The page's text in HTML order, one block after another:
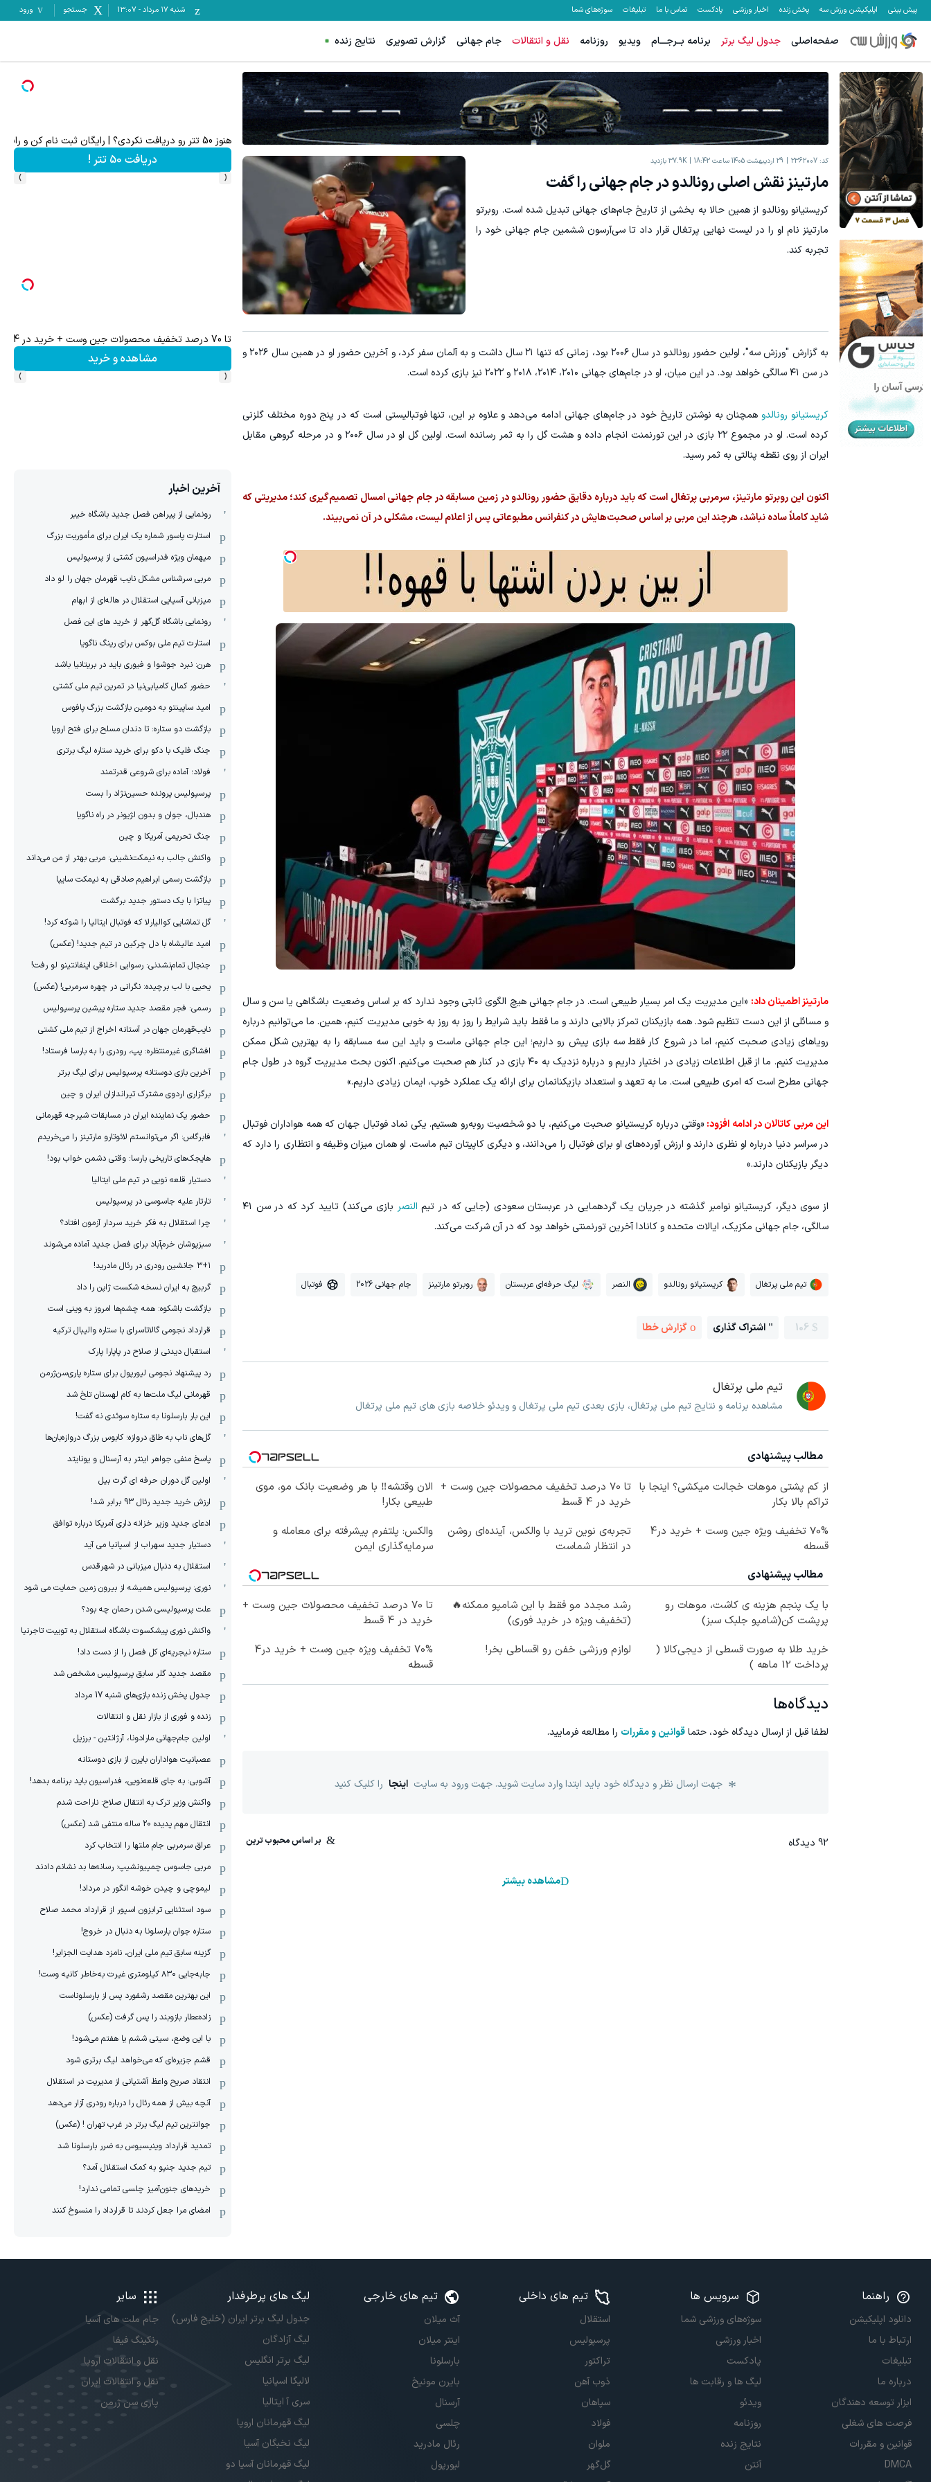
پیش بینی اپلیکیشن ورزش سه پخش زنده اخبار ورزشی پادکست تماس با ما تبلیغات سوژه‌های شما شنبه ۱۷ مرداد -
13:07 جستجو ورود
صفحه‌اصلی جدول لیگ برتر برنامه بــرجـــام ویدیو روزنامه نقل و انتقالات جام جهانی گزارش تصویری نتایج زنده
کد: 2362007 29 اردیبهشت 1405 ساعت 18:42 37.9K بازدید
مارتینز نقش اصلی رونالدو در جام جهانی را گفت
کریستیانو رونالدو از همین حالا به بخشی از تاریخ جام‌های جهانی تبدیل شده است. روبرتو
مارتینز نام او را در لیست نهایی پرتغال قرار داد تا سی‌آر‌سون ششمین جام جهانی خود را
تجربه کند.
به گزارش "ورزش سه"، اولین حضور رونالدو در سال ۲۰۰۶ بود، زمانی که تنها ۲۱ سال داشت و به آلمان سفر کرد، و آخرین حضور او در همین سال ۲۰۲۶ و
در سن ۴۱ سالگی خواهد بود. در این میان، او در جام‌های جهانی ۲۰۱۰، ۲۰۱۴، ۲۰۱۸ و ۲۰۲۲ نیز بازی کرده است.
کریستیانو رونالدوهمچنان به نوشتن تاریخ خود در جام‌های جهانی ادامه می‌دهد و علاوه بر این، تنها فوتبالیستی است که در پنج دوره مختلف گلزنی
کرده است. او در مجموع ۲۲ بازی در این تورنمنت انجام داده و هشت گل را به ثمر رسانده است. اولین گل او در سال ۲۰۰۶ و در مرحله گروهی مقابل
ایران از روی نقطه پنالتی به ثمر رسید.
اکنون این روبرتو مارتینز، سرمربی پرتغال است که باید درباره دقایق حضور رونالدو در زمین مسابقه در جام جهانی امسال تصمیم‌گیری کند؛ مدیریتی که
شاید کاملاً ساده نباشد، هرچند این مربی بر اساس صحبت‌هایش در کنفرانس مطبوعاتی پس از اعلام لیست، مشکلی در آن نمی‌بیند.
مارتینز اطمینان داد: «این مدیریت یک امر بسیار طبیعی است. در جام جهانی هیچ الگوی ثابتی وجود ندارد که بر اساس وضعیت باشگاهی یا سن و سال
و مسائلی از این دست تنظیم شود. همه بازیکنان تمرکز بالایی دارند و ما فقط باید شرایط را روز به روز به خوبی مدیریت کنیم، همین. ما می‌توانیم درباره
رویاهای زیادی صحبت کنیم، اما در شروع کار فقط سه بازی پیش رو داریم؛ این جام جهانی ماست و باید این سه مسابقه را به بهترین شکل ممکن
مدیریت کنیم. ما از قبل اطلاعات زیادی در اختیار داریم و درباره نزدیک به ۴۰ بازی در کنار هم صحبت می‌کنیم. اکنون بحث مدیریت گروه در طول جام
جهانی مطرح است که امری طبیعی است. ما به تعهد و استعداد بازیکنانمان برای ارائه یک عملکرد خوب، ایمان زیادی داریم.»
این مربی کاتالان در ادامه افزود: «وقتی درباره کریستیانو صحبت می‌کنیم، با دو شخصیت روبه‌رو هستیم. یکی نماد فوتبال جهان که همه هواداران فوتبال
در سراسر دنیا درباره او نظری دارند و ارزش آورده‌های او برای فوتبال را می‌دانند، و دیگری کاپیتان تیم ماست. او همان میزان وظیفه و انتظاری را دارد که
دیگر بازیکنان دارند.»
از سوی دیگر، کریستیانو نوامبر گذشته در جریان یک گردهمایی در عربستان سعودی (جایی که در تیم النصر
بازی می‌کند) تایید کرد که در سن ۴۱
سالگی، جام جهانی مکزیک، ایالات متحده و کانادا آخرین تورنمنتی خواهد بود که در آن شرکت می‌کند.
تیم ملی پرتغال کریستیانو رونالدو النصر لیگ حرفه‌ای عربستان روبرتو مارتینز جام جهانی 2026 فوتبال
106 اشتراک گذاری گزارش خطا
تیم ملی پرتغال
مشاهده برنامه و نتایج تیم ملی پرتغال، بازی بعدی تیم ملی پرتغال و ویدئو خلاصه بازی های تیم ملی پرتغال
مطالب پیشنهادی
از کم پشتی موهات خجالت میکشی؟ اینجا با
تراکم بالا بکار
تا 70 درصد تخفیف محصولات جین وست +
خرید در 4 قسط
الان وقتشه‼️ با هر وضعیت بانک مو، موی
طبیعی بکار!
70% تخفیف ویژه جین وست + خرید در4
قسطه
تجربه‌ی نوین ترید با والکس، آینده‌ای روشن
در انتظار شماست
والکس: پلتفرم پیشرفته برای معامله و
سرمایه‌گذاری ایمن
مطالب پیشنهادی
با یک پنجم هزینه ی کاشت، موهات رو
پرپشت کن(شامپو جلبک سبز)
رشد مجدد مو فقط با این شامپو ممکنه🔥
(تخفیف ویژه در خرید فوری)
تا 70 درصد تخفیف محصولات جین وست +
خرید در 4 قسط
خرید طلا به صورت قسطی از دیجی‌کالا (
پرداخت 12 ماهه )
لوازم ورزشی خفن رو اقساطی بخر!
70% تخفیف ویژه جین وست + خرید در4
قسطه
دیدگاه‌ها
لطفا قبل از ارسال دیدگاه خود، حتماقوانین و مقررات را مطالعه فرمایید.
جهت ارسال نظر و دیدگاه خود باید ابتدا وارد سایت شوید. جهت ورود به سایت اینجا را کلیک کنید
92 دیدگاه
مشاهده بیشتر
هنوز 50 تتر رو دریافت نکردی؟ | رایگان ثبت نام کن و رایگان شروع کن!
دریافت 50 تتر !
‹
›
تا 70 درصد تخفیف محصولات جین وست + خرید در 4 قسط
مشاهده و خرید
‹
›
آخرین اخبار
رونمایی از پیراهن فصل جدید باشگاه خیبر
استارت پاسور شماره یک ایران برای مأموریت بزرگ
میهمان ویژه فدراسیون کشتی از پرسپولیس
مربی سرشناس مشکل نایب قهرمان جهان را لو داد
میزبانی آسیایی استقلال در هاله‌ای از ابهام
رونمایی باشگاه گل‌گهر از خرید های این فصل
استارت تیم ملی بوکس برای رینگ ناگویا
هرن: نبرد جوشوا و فیوری باید در بریتانیا باشد
حضور کمال کامیابی‌نیا در تمرین تیم ملی کشتی
امید ساپینتو به دومین بازگشت بزرگ پافوس
بازگشت دو ستاره: تا دندان مسلح برای فتح اروپا
جنگ فلیک با دکو برای خرید ستاره لیگ برتری
فولاد؛ آماده برای شروعی قدرتمند
پرسپولیس پرونده حسین‌نژاد را بست
هندبال، جوان و بدون لژیونر در راه ناگویا
جنگ تحریمی آمریکا و چین
واکنش جالب به نیمکت‌نشینی: مربی بهتر از من می‌داند
بازگشت رسمی ابراهیم صادقی به نیمکت سایپا
پیاتزا با یک دستور جدید برگشت
گل تماشایی کوالیارلا که فوتبال ایتالیا را شوکه کرد!
امید عالیشاه با دل چرکین در تیم جدید! (عکس)
جنجال تمام‌نشدنی:‌ رسوایی اخلاقی اینفانتینو لو رفت!
یحیی با لب برچیده: نگرانی در چهره سرمربی! (عکس)
رسمی: فجر مقصد جدید ستاره پیشین پرسپولیس
نایب‌قهرمان جهان در آستانه اخراج از تیم ملی کشتی
افشاگری غیرمنتظره: پپ، رودری را به بارسا فرستاد!
آخرین بازی دوستانه پرسپولیس برای لیگ برتر
برگزاری اردوی مشترک تیراندازان ایران و چین
حضور یک نماینده ایران در مسابقات شیرجه قهرمانی
فابرگاس: اگر می‌توانستم لائوتارو مارتینز را می‌خریدم
هایجک‌های تاریخی بارسا: وقتی دشمن خواب بود!
دستیار قلعه نویی در تیم ملی ایتالیا
تارتار علیه جاسوسی در پرسپولیس
چرا استقلال به فکر خرید سردار آزمون افتاد؟
سبزپوشان خرم‌آباد برای فصل جدید آماده می‌شوند
۳+۱ جانشین رودری در رئال مادرید!
گربیچ به ایران نسخه شکست ژاپن را داد
بازگشت باشکوه: همه چشم‌ها امروز به وینی است
قرارداد نجومی گالاتاسرای با ستاره والیبال ترکیه
استقبال دیدنی از صلاح در پاپارا پارک
رد پیشنهاد نجومی لیورپول برای ستاره پاری‌سن‌ژرمن
قهرمانی لیگ ملت‌ها به کام لهستان تلخ شد
این بار بارسلونا به ستاره سوئدی نه گفت!
گل‌های ناب به طاق دروازه؛ کابوس بزرگ دروازه‌بان‌ها
پاسخ منفی جواهر اینتر به آرسنال و یونایتد
اولین گل دوران حرفه ای گرت بیل
ارزش خرید جدید رئال 93 برابر شد!
ادعای جدید وزیر خزانه داری آمریکا درباره توافق
دستیار جدید سهراب از اسپانیا می آید
استقلال به دنبال میزبانی در شهرقدس
نوری: پرسپولیس همیشه از بیرون زمین حمایت می شود
علت پرسپولیسی شدن رحمان چه بود؟
واکنش نوری پیشکسوت باشگاه استقلال به توییت تاجرنیا
ستاره نیجریه‌ای کل فصل را از دست داد!
مقصد جدید گلر سابق پرسپولیس مشخص شد
جدول پخش زنده بازی‌های شنبه 17 مرداد
زنده و فوری از بازار نقل و انتقالات
اولین جام‌جهانی مارادونا، آرژانتین - برزیل
عصبانیت هواداران بایرن از بازی دوستانه
آشوبی: به جای قلعه‌نویی، فدراسیون باید برنامه بدهد!
واکنش وزیر ترک به انتقال صلاح: ناراحت شدم
انتقال مهم پدیده 20 ساله منتفی شد (عکس)
عراق سرمربی جام ملتها را انتخاب کرد
مربی جاسوس چمپیونشیپ: رسانه‌ها بد نشانم دادند
لیموچی و چیدن خوشه انگور در مرداد!
سود استثنایی ترابزون اسپور از قرارداد محمد صلاح
ستاره جوان بارسلونا به دنبال در خروج!
گزینه سابق تیم ملی ایران، نامزد هدایت الجزایر!
جابه‌جایی ۸۳۰ کیلومتری غیرت به‌خاطر کانیه وست!
این بهترین مقصد رشفورد پس از بارسلوناست
زاده‌عطار بازوبند را پس گرفت (عکس)
با این وضع، سیتی ششم یا هفتم می‌شود!
قشم جزیره‌ای که می‌خواهد لیگ برتری شود
انتقاد صریح واعظ آشتیانی از مدیریت در استقلال
آنچه بیش از همه رئال را درباره رودری آزار می‌دهد
جوانترین تیم لیگ برتر در غرب تهران ! (عکس)
تمدید قرارداد وینیسیوس به ضرر بارسلونا شد
تیم جدید جنپو به کمک استقلال آمد؟
خریدهای جنون‌آمیز چلسی تمامی ندارد!
امضای مرا جعل کردند تا قرارداد را منسوخ کنند
راهنما
دانلود اپلیکیشن
ارتباط با ما
تبلیغات
درباره ما
ابزار توسعه دهندگان
فرصت های شغلی
قوانین و مقررات
DMCA
سرویس ها
سوژه‌های ورزشی شما
اخبار ورزشی
پادکست
لیگ ها و رقابت ها
ویدئو
روزنامه
نتایج زنده
آنتن
تیم های داخلی
استقلال
پرسپولیس
تراکتور
ذوب آهن
سپاهان
فولاد
ملوان
گل‌گهر
تیم های خارجی
آث میلان
اینتر میلان
بارسلونا
بایرن مونیخ
آرسنال
چلسی
رئال مادرید
لیورپول
لیگ های پرطرفدار
جدول لیگ برتر ایران (خلیج فارس)
لیگ آزادگان
لیگ برتر انگلیس
لالیگا اسپانیا
سری آ ایتالیا
لیگ قهرمانان اروپا
لیگ نخبگان آسیا
لیگ قهرمانان آسیا دو
سایر
جام ملت های آسیا
رنکینگ فیفا
نقل و انتقالات اروپا
نقل و انتقالات ایران
پاری سن ژرمن